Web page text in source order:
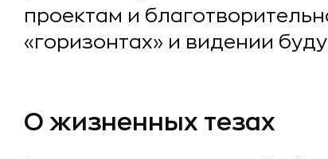
проектам и
«горизонтах» и видении
О жизненных тезах